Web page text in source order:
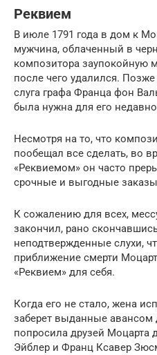
Реквием
В июле 1791 года в дом к
мужчина, облаченный в
композитора заупокойную
после чего удалился.
слуга графа Франца фон
была нужна для его
Несмотря на то, что
пообещал все сделать, во
«Реквиемом» он часто
срочные и выгодные
К сожалению для всех,
закончил, рано
неподтвержденные слухи,
приближение смерти
«Реквием» для себя.
Когда его не стало, жена
заберет выданные авансом
попросила друзей Моцарта
Эйблер и Франц Ксавер